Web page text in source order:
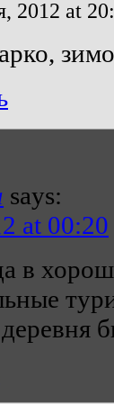
2012 at
says:
at 00:20
в